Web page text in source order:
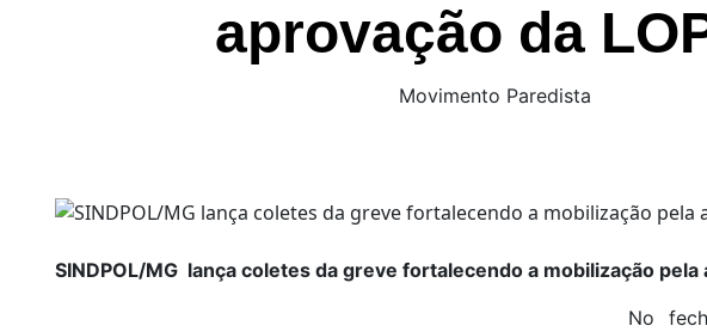
aprovação da
Movimento Paredista
SINDPOL/MG lança coletes da greve fortalecendo a mobilização pela
No